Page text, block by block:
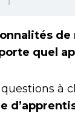
de
quel